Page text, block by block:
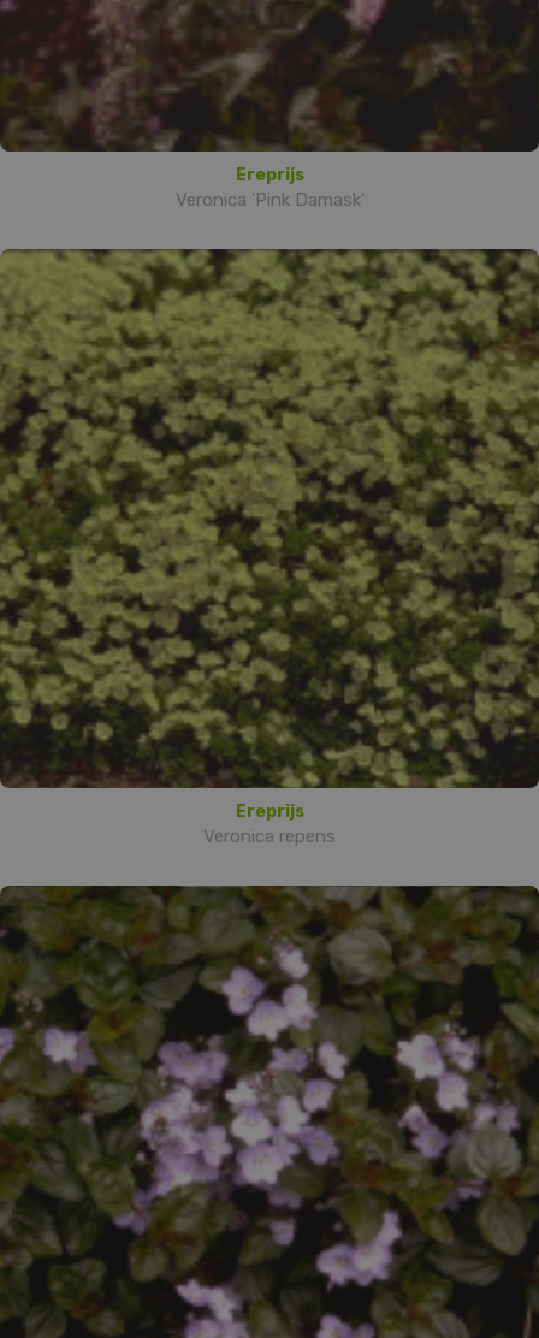
Ereprijs
Veronica 'Pink Damask'
Ereprijs
Veronica repens